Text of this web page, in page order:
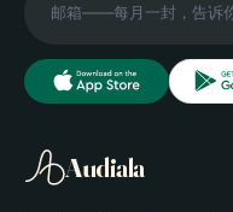
Audiala